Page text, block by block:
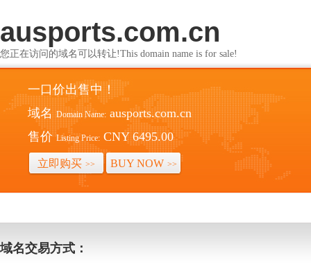
ausports.com.cn
您正在访问的域名可以转让!This domain name is for sale!
一口价出售中！
域名 Domain Name: ausports.com.cn
售价 Listing Price: CNY 6495.00
立即购买 >> BUY NOW >>
域名交易方式：